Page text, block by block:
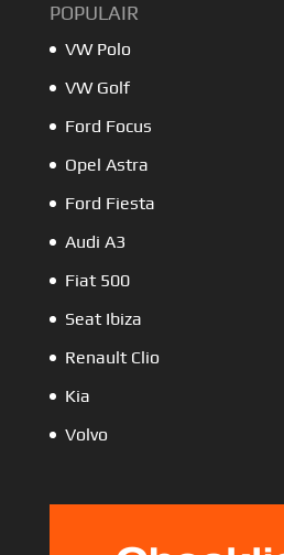
POPULAIR
VW Polo
VW Golf
Ford Focus
Opel Astra
Ford Fiesta
Audi A3
Fiat 500
Seat Ibiza
Renault Clio
Kia
Volvo